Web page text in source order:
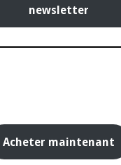
newsletter
Acheter maintenant